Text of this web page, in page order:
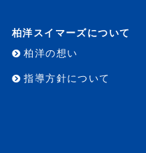
柏洋スイマーズについて
柏洋の想い
指導方針について